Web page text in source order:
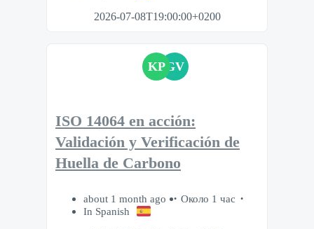
2026-07-08T19:00:00+0200
KPGV
ISO 14064 en acción:
Validación y Verificación de
Huella de Carbono
about 1 month ago
Около 1 час
In Spanish